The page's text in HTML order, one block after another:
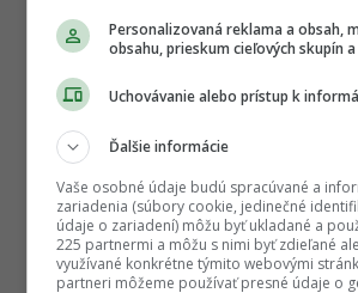
Personalizovaná reklama a obsah,
obsahu, prieskum cieľových skupín
Uchovávanie alebo prístup k
Ďalšie informácie
Vaše osobné údaje budú spracúvané a
zariadenia (súbory cookie, jedinečné
údaje o zariadení) môžu byť ukladané a
225 partnermi a môžu s nimi byť zdieľané
využívané konkrétne týmito webovými
partneri môžeme používať presné údaje o